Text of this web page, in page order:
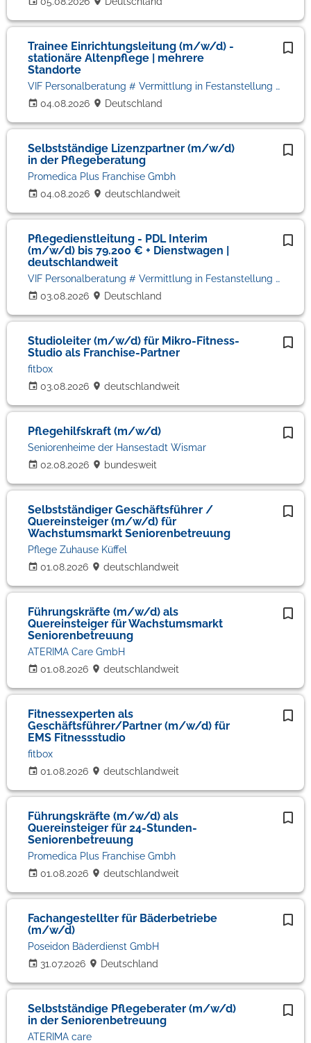
Trainee Einrichtungsleitung (m/w/d) -
stationäre Altenpflege | mehrere
Standorte
04.08.2026
VIF Personalberatung # Vermittlung in Festanstellung # Volker Bronheim
Deutschland
Selbstständige Lizenzpartner (m/w/d)
in der Pflegeberatung
04.08.2026
Promedica Plus Franchise Gmbh
deutschlandweit
Pflegedienstleitung - PDL Interim
(m/w/d) bis 79.200 € + Dienstwagen |
deutschlandweit
03.08.2026
VIF Personalberatung # Vermittlung in Festanstellung # Volker Bronheim
Deutschland
Studioleiter (m/w/d) für Mikro-Fitness-
Studio als Franchise-Partner
03.08.2026
fitbox
deutschlandweit
Pflegehilfskraft (m/w/d)
02.08.2026
Seniorenheime der Hansestadt Wismar
bundesweit
Selbstständiger Geschäftsführer /
Quereinsteiger (m/w/d) für
Wachstumsmarkt Seniorenbetreuung
01.08.2026
Pflege Zuhause Küffel
deutschlandweit
Führungskräfte (m/w/d) als
Quereinsteiger für Wachstumsmarkt
Seniorenbetreuung
01.08.2026
ATERIMA Care GmbH
deutschlandweit
Fitnessexperten als
Geschäftsführer/Partner (m/w/d) für
EMS Fitnessstudio
01.08.2026
fitbox
deutschlandweit
Führungskräfte (m/w/d) als
Quereinsteiger für 24-Stunden-
Seniorenbetreuung
01.08.2026
Promedica Plus Franchise Gmbh
deutschlandweit
Fachangestellter für Bäderbetriebe
(m/w/d)
31.07.2026
Poseidon Bäderdienst GmbH
Deutschland
Selbstständige Pflegeberater (m/w/d)
in der Seniorenbetreuung
ATERIMA care